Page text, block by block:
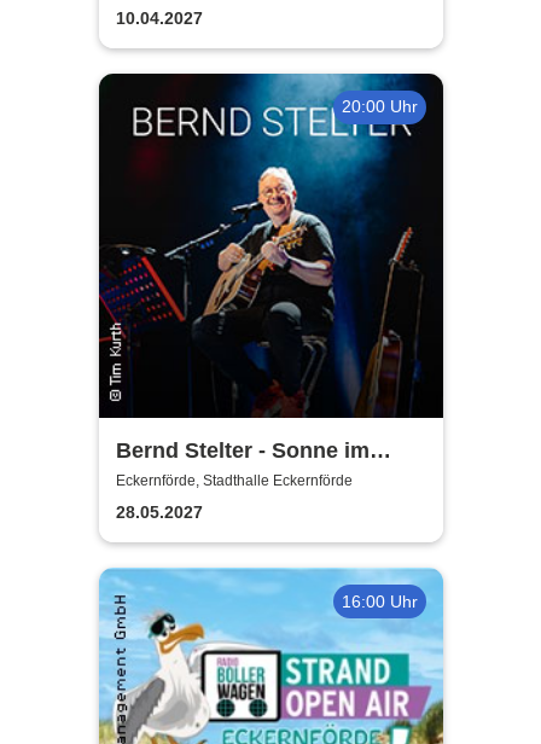
10.04.2027
20:00 Uhr
Bernd Stelter - Sonne im
Herzen, Blödsinn im Kopp!
Eckernförde, Stadthalle Eckernförde
28.05.2027
16:00 Uhr